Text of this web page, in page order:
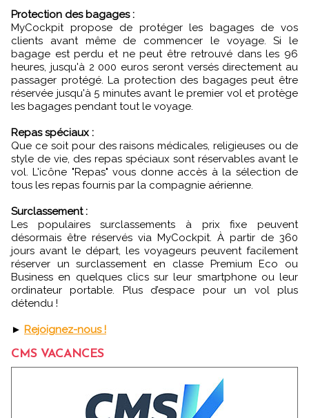
Protection des bagages :
MyCockpit propose de protéger les bagages de vos
clients avant même de commencer le voyage. Si le
bagage est perdu et ne peut être retrouvé dans les 96
heures, jusqu'à 2 000 euros seront versés directement au
passager protégé. La protection des bagages peut être
réservée jusqu'à 5 minutes avant le premier vol et protège
les bagages pendant tout le voyage.
Repas spéciaux :
Que ce soit pour des raisons médicales, religieuses ou de
style de vie, des repas spéciaux sont réservables avant le
vol. L'icône "Repas" vous donne accès à la sélection de
tous les repas fournis par la compagnie aérienne.
Surclassement :
Les populaires surclassements à prix fixe peuvent
désormais être réservés via MyCockpit. À partir de 360
jours avant le départ, les voyageurs peuvent facilement
réserver un surclassement en classe Premium Eco ou
Business en quelques clics sur leur smartphone ou leur
ordinateur portable. Plus d’espace pour un vol plus
détendu !
► Rejoignez-nous !
CMS VACANCES